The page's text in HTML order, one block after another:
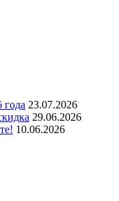
года 23.07.2026
29.06.2026
10.06.2026